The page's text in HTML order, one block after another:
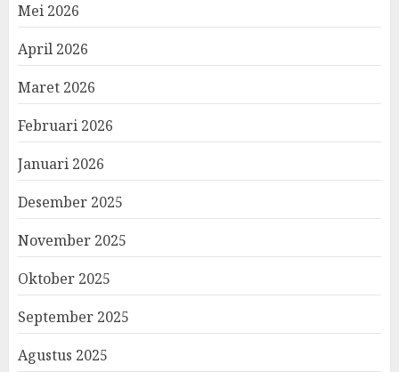
Mei 2026
April 2026
Maret 2026
Februari 2026
Januari 2026
Desember 2025
November 2025
Oktober 2025
September 2025
Agustus 2025